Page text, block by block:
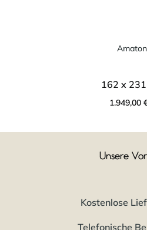
Amaton
162 x
1.949,00
Unsere
Kostenlose
Telefonische